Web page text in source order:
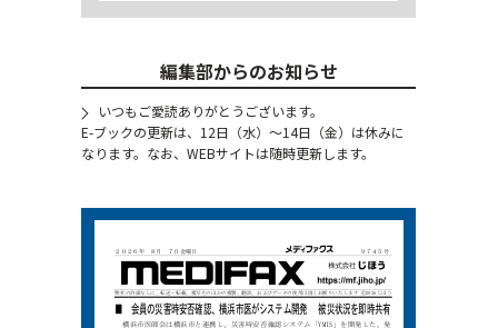
編集部からのお知らせ
いつもご愛読ありがとうございます。
E-ブックの更新は、12日（水）～14日（金）は休みに
なります。なお、WEBサイトは随時更新します。